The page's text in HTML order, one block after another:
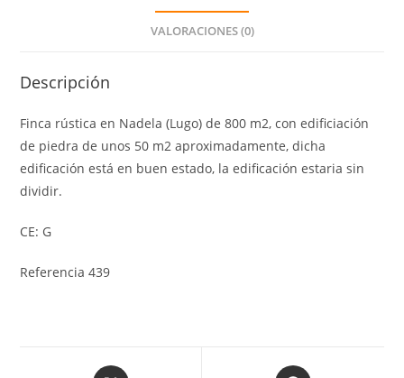
VALORACIONES (0)
Descripción
Finca rústica en Nadela (Lugo) de 800 m2, con edificiación
de piedra de unos 50 m2 aproximadamente, dicha
edificación está en buen estado, la edificación estaria sin
dividir.
CE: G
Referencia 439
Opens
Opens